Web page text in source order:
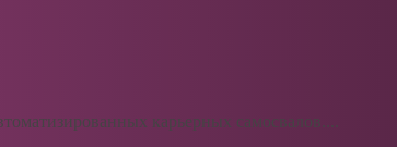
карьерных самосвалов....